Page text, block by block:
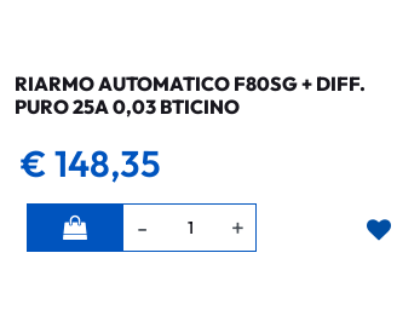
RIARMO AUTOMATICO F80SG + DIFF.
PURO 25A 0,03 BTICINO
€ 148,35
Quantità